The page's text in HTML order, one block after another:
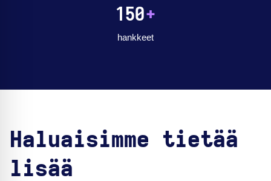
150+
hankkeet
Haluaisimme tietää
lisää